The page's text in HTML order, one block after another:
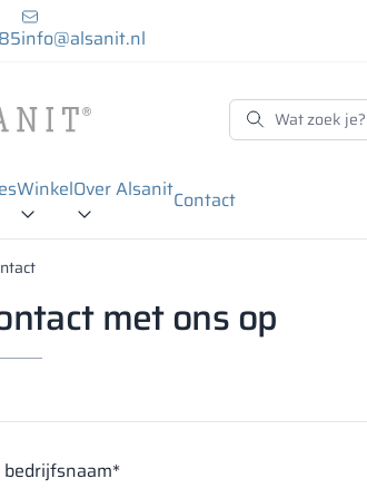
info@alsanit.nl
WinkelOver AlsanitContact
met ons op